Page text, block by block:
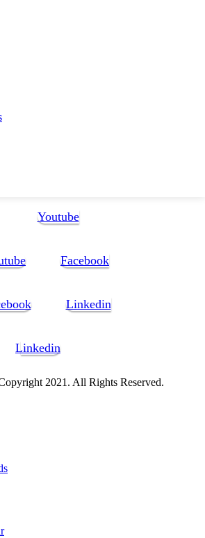
1
Youtube
Facebook
Linkedin
Linkedin
2021. All Rights Reserved.